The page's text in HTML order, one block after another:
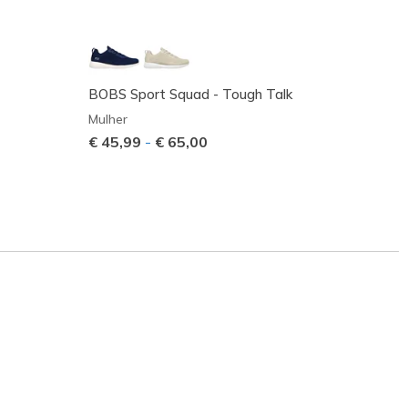
BOBS Sport Squad - Tough Talk
Mulher
€ 45,99 - € 65,00